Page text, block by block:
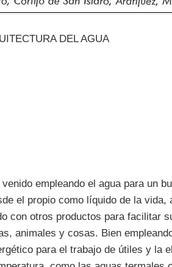
DEL AGUA
empleando el agua para un
el propio como líquido de la
con otros productos para facilitar
animales y cosas. Bien
para el trabajo de útiles y la